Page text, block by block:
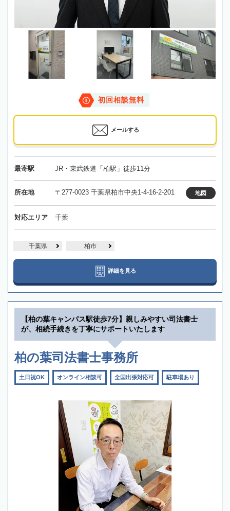
初回相談無料
メールする
最寄駅 JR・東武鉄道「柏駅」徒歩11分
所在地 〒277-0023 千葉県柏市中央1-4-16-2-201 地図
対応エリア 千葉
千葉県 柏市
詳細を見る
【柏の葉キャンパス駅徒歩7分】親しみやすい司法書士
が、相続手続きを丁寧にサポートいたします
柏の葉司法書士事務所
土日祝OK オンライン相談可 全国出張対応可 駐車場あり